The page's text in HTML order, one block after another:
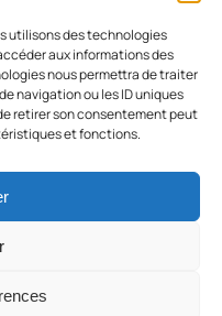
utilisons des technologies
aux informations des
nous permettra de traiter
navigation ou les ID uniques
retirer son consentement peut
et fonctions.